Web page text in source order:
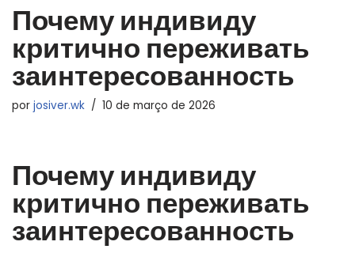
Почему индивиду
критично переживать
заинтересованность
por josiver.wk 10 de março de 2026
Почему индивиду
критично переживать
заинтересованность